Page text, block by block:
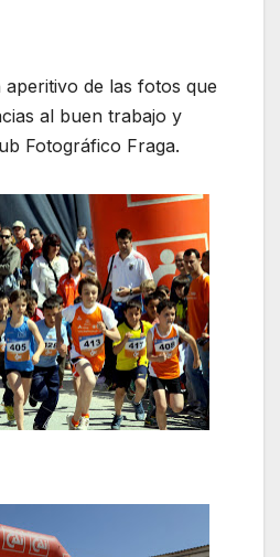
de las fotos que
al buen trabajo y
Fotográfico Fraga.